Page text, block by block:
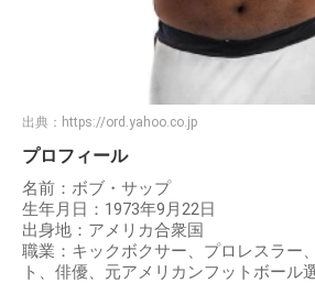
出典： https://ord.yahoo.co.jp
プロフィール
名前：ボブ・サップ
生年月日：1973年9月22日
出身地：アメリカ合衆国
職業：キックボクサー、プロレスラー
ト、俳優、元アメリカンフットボール